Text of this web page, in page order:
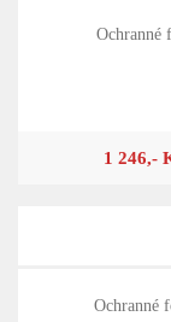
Ochranné
1 246,-
Ochranné